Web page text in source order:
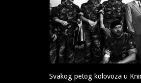
Svakog petog kolovoza u